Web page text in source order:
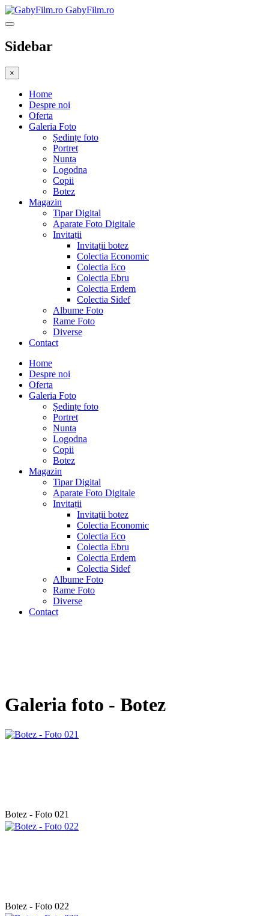
GabyFilm.ro
Sidebar
×
Home
Despre noi
Oferta
Galeria Foto
Ședințe foto
Portret
Nunta
Logodna
Copii
Botez
Magazin
Tipar Digital
Aparate Foto Digitale
Invitații
Invitații botez
Colectia Economic
Colectia Eco
Colectia Ebru
Colectia Erdem
Colectia Sidef
Albume Foto
Rame Foto
Diverse
Contact
Home
Despre noi
Oferta
Galeria Foto
Ședințe foto
Portret
Nunta
Logodna
Copii
Botez
Magazin
Tipar Digital
Aparate Foto Digitale
Invitații
Invitații botez
Colectia Economic
Colectia Eco
Colectia Ebru
Colectia Erdem
Colectia Sidef
Albume Foto
Rame Foto
Diverse
Contact
Galeria foto - Botez
Botez - Foto 021
Botez - Foto 022